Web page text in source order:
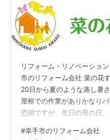
リフォーム・リノベーショ
市のリフォーム会社 菜の花
20日から夏のような蒸し暑
屋根での作業がありかなり
恐縮ですが、先日の母の日
ン。 私も大好きな幸手市の
#幸手市のリフォーム会社